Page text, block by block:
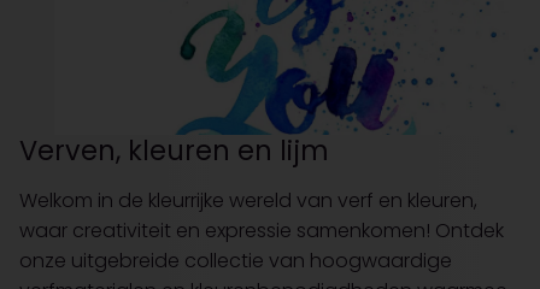
Verven, kleuren en lijm
Welkom in de kleurrijke wereld van verf en kleuren,
waar creativiteit en expressie samenkomen! Ontdek
onze uitgebreide collectie van hoogwaardige